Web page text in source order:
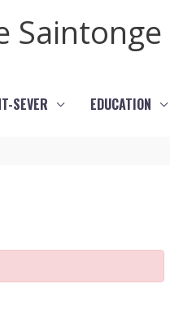
Saintonge
SEVER EDUCATION